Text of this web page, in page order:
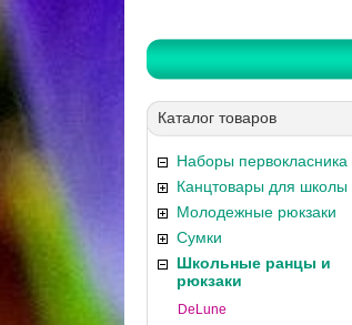
Каталог товаров
Наборы первокласника
Канцтовары для школы
Молодежные рюкзаки
Сумки
Школьные ранцы и
рюкзаки
DeLune